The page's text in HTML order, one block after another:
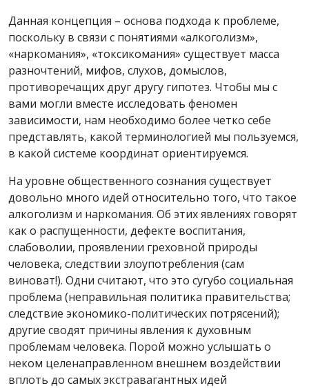
Данная концепция – основа подхода к проблеме,
поскольку в связи с понятиями «алкоголизм»,
«наркомания», «токсикомания» существует масса
разночтений, мифов, слухов, домыслов,
противоречащих друг другу гипотез. Чтобы мы с
вами могли вместе исследовать феномен
зависимости, нам необходимо более четко себе
представлять, какой терминологией мы пользуемся,
в какой системе координат ориентируемся.
На уровне общественного сознания существует
довольно много идей относительно того, что такое
алкоголизм и наркомания. Об этих явлениях говорят
как о распущенности, дефекте воспитания,
слабоволии, проявлении греховной природы
человека, следствии злоупотребления (сам
виноват!). Одни считают, что это сугубо социальная
проблема (неправильная политика правительства;
следствие экономико-политических потрясений);
другие сводят причины явления к духовным
проблемам человека. Порой можно услышать о
неком целенаправленном внешнем воздействии
вплоть до самых экстравагантных идей